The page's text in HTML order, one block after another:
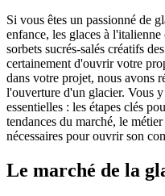
Si vous êtes un passionné de
enfance, les glaces à
sorbets sucrés-salés créatifs
certainement d'ouvrir votre
dans votre projet, nous avons
l'ouverture d'un glacier. Vous
essentielles : les étapes clés
tendances du marché, le
nécessaires pour ouvrir son
Le marché de la